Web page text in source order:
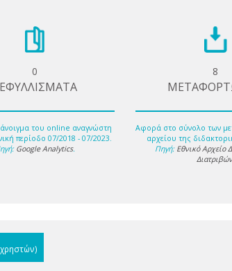
0
του online αναγνώστη
περίοδο 07/2018 - 07/2023.
Google Analytics.
8
Αφορά στο σύνολο των
αρχείου της
Πηγή: Εθνικό Αρχείο
Διατριβών
χρηστών)